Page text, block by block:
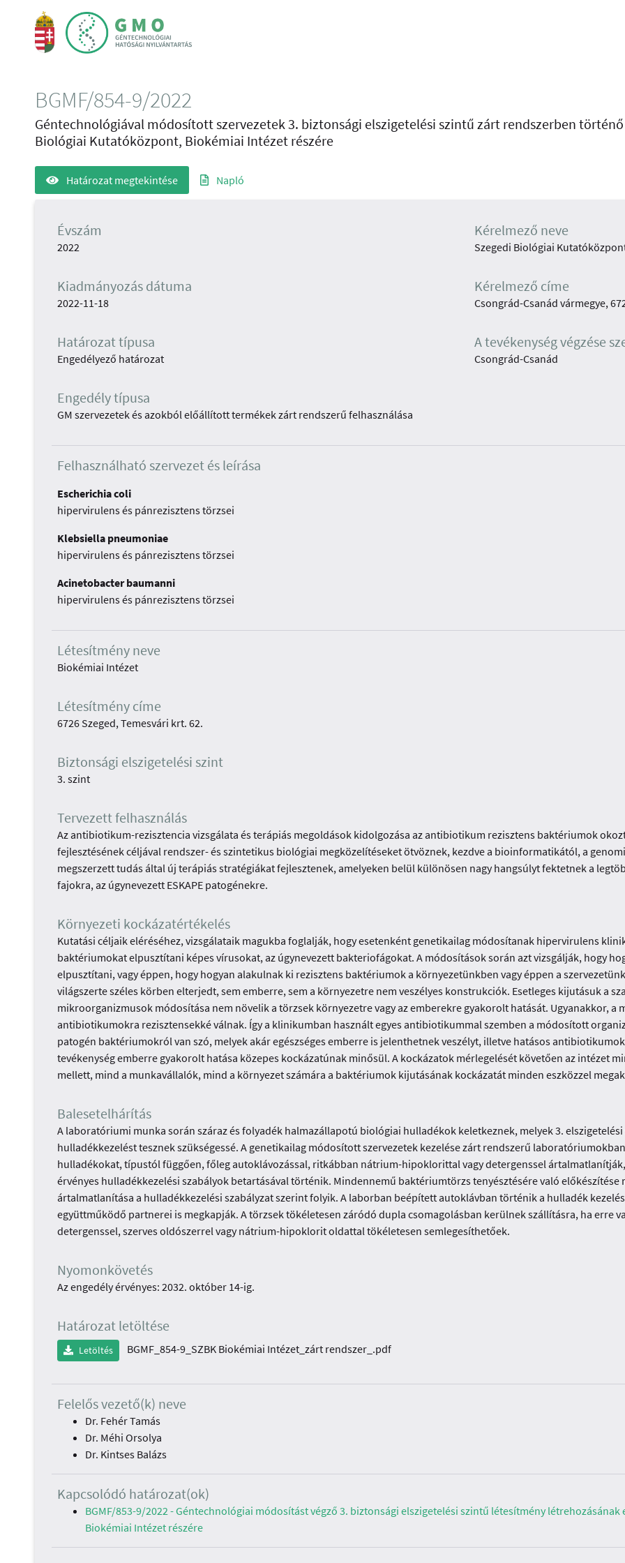
BGMF/854-9/2022
Géntechnológiával módosított szervezetek 3. biztonsági elszigetelési szintű zárt rendszerben
Biológiai Kutatóközpont, Biokémiai Intézet részére
Határozat megtekintése Napló
Évszám
2022
Kérelmező neve
Szegedi Biológiai
Kiadmányozás dátuma
2022-11-18
Kérelmező címe
Csongrád-Csanád vármegye,
Határozat típusa
Engedélyező határozat
A tevékenység végzése
Csongrád-Csanád
Engedély típusa
GM szervezetek és azokból előállított termékek zárt rendszerű felhasználása
Felhasználható szervezet és leírása
Escherichia coli
hipervirulens és pánrezisztens törzsei
Klebsiella pneumoniae
hipervirulens és pánrezisztens törzsei
Acinetobacter baumanni
hipervirulens és pánrezisztens törzsei
Létesítmény neve
Biokémiai Intézet
Létesítmény címe
6726 Szeged, Temesvári krt. 62.
Biztonsági elszigetelési szint
3. szint
Tervezett felhasználás
Az antibiotikum-rezisztencia vizsgálata és terápiás megoldások kidolgozása az antibiotikum rezisztens baktériumok
fejlesztésének céljával rendszer- és szintetikus biológiai megközelítéseket ötvöznek, kezdve a bioinformatikától, a
megszerzett tudás által új terápiás stratégiákat fejlesztenek, amelyeken belül különösen nagy hangsúlyt fektetnek a
fajokra, az úgynevezett ESKAPE patogénekre.
Környezeti kockázatértékelés
Kutatási céljaik eléréséhez, vizsgálataik magukba foglalják, hogy esetenként genetikailag módosítanak hipervirulens
baktériumokat elpusztítani képes vírusokat, az úgynevezett bakteriofágokat. A módosítások során azt vizsgálják, hogy
elpusztítani, vagy éppen, hogy hogyan alakulnak ki rezisztens baktériumok a környezetünkben vagy éppen a
világszerte széles körben elterjedt, sem emberre, sem a környezetre nem veszélyes konstrukciók. Esetleges kijutásuk a
mikroorganizmusok módosítása nem növelik a törzsek környezetre vagy az emberekre gyakorolt hatását. Ugyanakkor, a
antibiotikumokra rezisztensekké válnak. Így a klinikumban használt egyes antibiotikummal szemben a módosított
patogén baktériumokról van szó, melyek akár egészséges emberre is jelenthetnek veszélyt, illetve hatásos
tevékenység emberre gyakorolt hatása közepes kockázatúnak minősül. A kockázatok mérlegelését követően az intézet
mellett, mind a munkavállalók, mind a környezet számára a baktériumok kijutásának kockázatát minden eszközzel
Balesetelhárítás
A laboratóriumi munka során száraz és folyadék halmazállapotú biológiai hulladékok keletkeznek, melyek 3.
hulladékkezelést tesznek szükségessé. A genetikailag módosított szervezetek kezelése zárt rendszerű
hulladékokat, típustól függően, főleg autoklávozással, ritkábban nátrium-hipoklorittal vagy detergenssel
érvényes hulladékkezelési szabályok betartásával történik. Mindennemű baktériumtörzs tenyésztésére való
ártalmatlanítása a hulladékkezelési szabályzat szerint folyik. A laborban beépített autoklávban történik a hulladék
együttműködő partnerei is megkapják. A törzsek tökéletesen záródó dupla csomagolásban kerülnek szállításra, ha erre
detergenssel, szerves oldószerrel vagy nátrium-hipoklorit oldattal tökéletesen semlegesíthetőek.
Nyomonkövetés
Az engedély érvényes: 2032. október 14-ig.
Határozat letöltése
Letöltés BGMF_854-9_SZBK Biokémiai Intézet_zárt rendszer_.pdf
Felelős vezető(k) neve
Dr. Fehér Tamás
Dr. Méhi Orsolya
Dr. Kintses Balázs
Kapcsolódó határozat(ok)
BGMF/853-9/2022 - Géntechnológiai módosítást végző 3. biztonsági elszigetelési szintű létesítmény
Biokémiai Intézet részére